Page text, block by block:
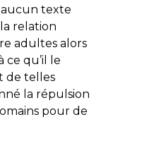
texte
relation
adultes alors
ce qu’il le
de telles
la répulsion
pour de